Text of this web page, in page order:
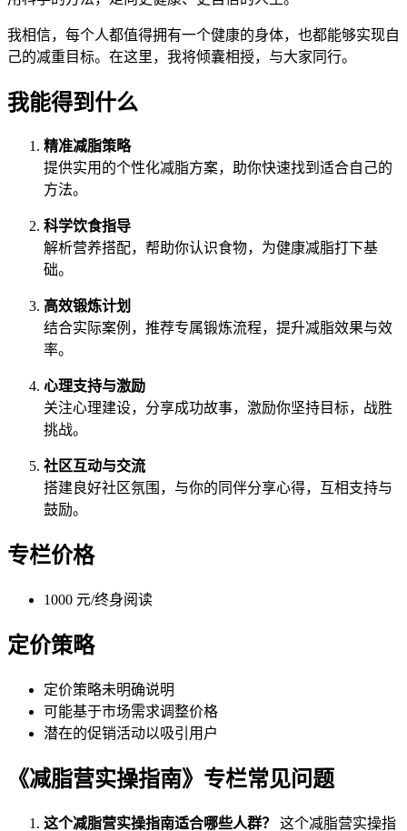
我相信，每个人都值得拥有一个健康的身体，也都能够实现自
己的减重目标。在这里，我将倾囊相授，与大家同行。
我能得到什么
精准减脂策略
提供实用的个性化减脂方案，助你快速找到适合自己的
方法。
科学饮食指导
解析营养搭配，帮助你认识食物，为健康减脂打下基
础。
高效锻炼计划
结合实际案例，推荐专属锻炼流程，提升减脂效果与效
率。
心理支持与激励
关注心理建设，分享成功故事，激励你坚持目标，战胜
挑战。
社区互动与交流
搭建良好社区氛围，与你的同伴分享心得，互相支持与
鼓励。
专栏价格
1000 元/终身阅读
定价策略
定价策略未明确说明
可能基于市场需求调整价格
潜在的促销活动以吸引用户
《减脂营实操指南》专栏常见问题
这个减脂营实操指南适合哪些人群？ 这个减脂营实操指